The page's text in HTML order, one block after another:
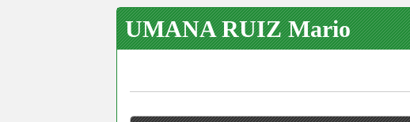
UMANA RUIZ Mario